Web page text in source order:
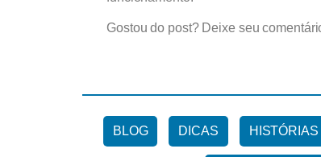
Gostou do post? Deixe seu
BLOG DICAS